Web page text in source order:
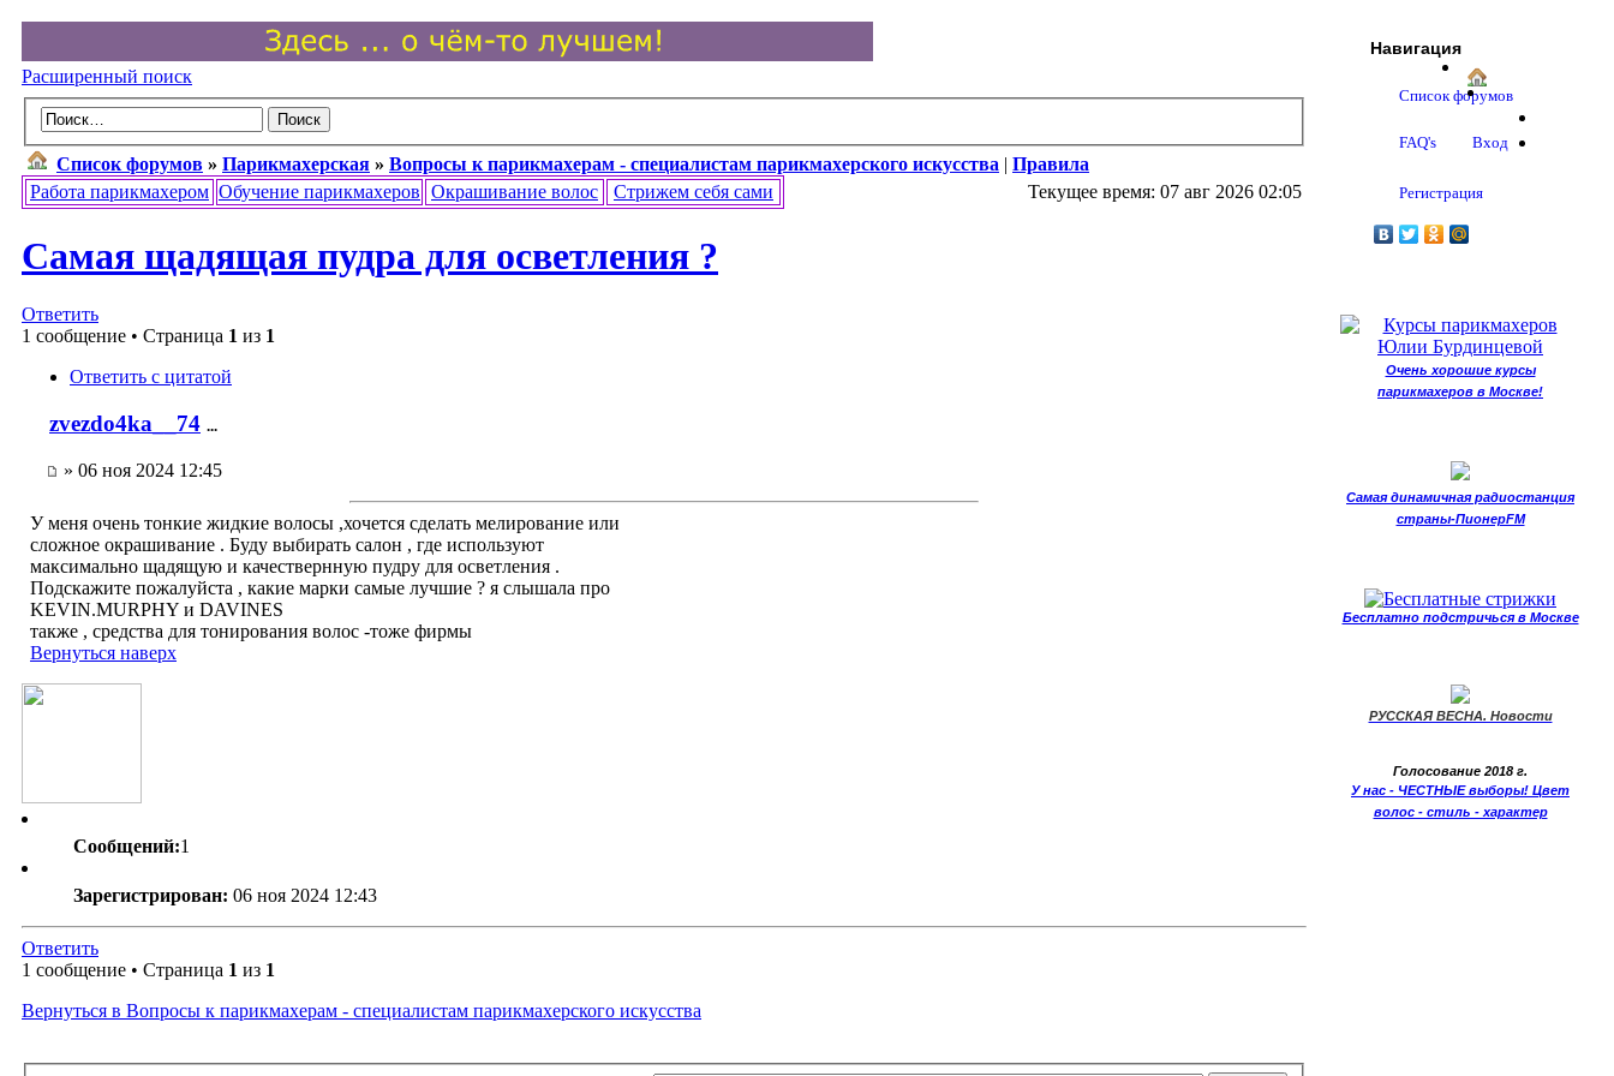
Расширенный поиск
Список форумов » Парикмахерская » Вопросы к парикмахерам - специалистам парикмахерского искусства | Правила
Текущее время: 07 авг 2026 02:05
Работа парикмахером Обучение парикмахеров Окрашивание волос Стрижем себя сами
Самая щадящая пудра для осветления ?
Ответить
1 сообщение • Страница 1 из 1
Ответить с цитатой
zvezdo4ka__74 ...
» 06 ноя 2024 12:45
У меня очень тонкие жидкие волосы ,хочется сделать мелирование или
сложное окрашивание . Буду выбирать салон , где используют
максимально щадящую и качествернную пудру для осветления .
Подскажите пожалуйста , какие марки самые лучшие ? я слышала про
KEVIN.MURPHY и DAVINES
также , средства для тонирования волос -тоже фирмы
Вернуться наверх
Сообщений:1
Зарегистрирован: 06 ноя 2024 12:43
Ответить
1 сообщение • Страница 1 из 1
Вернуться в Вопросы к парикмахерам - специалистам парикмахерского искусства
Навигация
Список форумов
FAQ's Вход
Регистрация
Очень хорошие курсы
парикмахеров в Москве!
Самая динамичная радиостанция
страны-ПионерFM
Бесплатно подстричься в Москве
РУССКАЯ ВЕСНА. Новости
Голосование 2018 г.
У нас - ЧЕСТНЫЕ выборы! Цвет
волос - стиль - характер